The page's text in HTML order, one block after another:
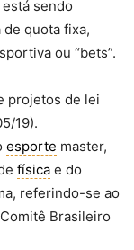
está sendo
quota fixa,
ou “bets”.
projetos de lei
19).
esporte master,
física e do
referindo-se ao
Brasileiro